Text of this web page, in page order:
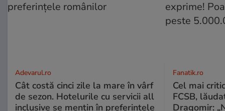
Adevarul.ro
Cât costă cinci zile la mare în vârf
de sezon. Hotelurile cu servicii all
inclusive se mențin în preferințele
Fanatik.ro
Cel mai
FCSB,
Dragomir: